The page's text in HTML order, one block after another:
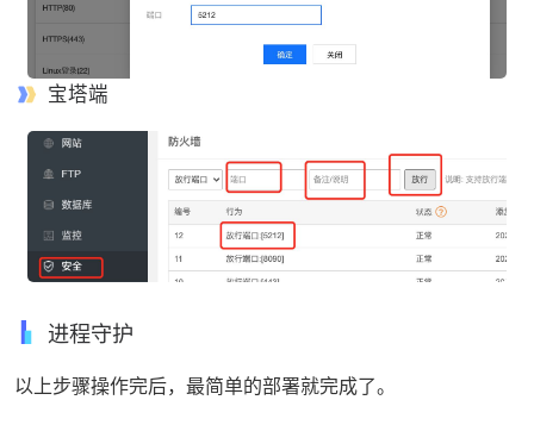
宝塔端
进程守护
以上步骤操作完后，最简单的部署就完成了。